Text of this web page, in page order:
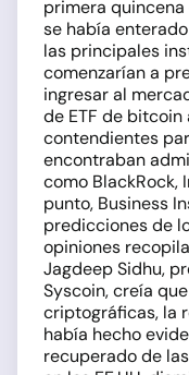
primera
se había
las principales
comenzarían a
ingresar al
de ETF de
contendientes
encontraban
como BlackRock,
punto, Business
predicciones de
opiniones
Jagdeep Sidhu,
Syscoin, creía
criptográficas, la
había hecho
recuperado de